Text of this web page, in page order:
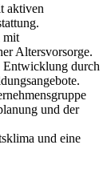
aktiven
mit
Altersvorsorge.
Entwicklung durch
und der
und eine